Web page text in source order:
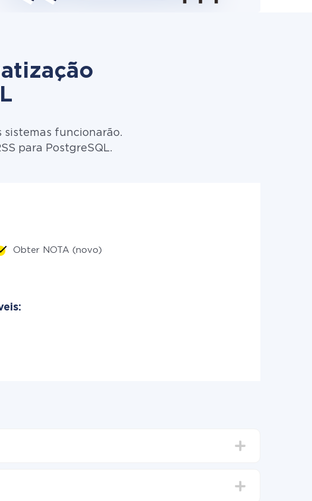
sistemas funcionarão.
para PostgreSQL.
Obter NOTA (novo)